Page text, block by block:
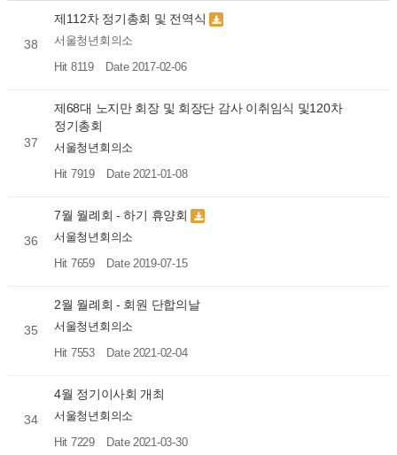
38
제112차 정기총회 및 전역식
서울청년회의소
Hit 8119
Date 2017-02-06
37
제68대 노지만 회장 및 회장단 감사 이취임식 및120차
정기총회
서울청년회의소
Hit 7919
Date 2021-01-08
36
7월 월례회 - 하기 휴양회
서울청년회의소
Hit 7659
Date 2019-07-15
35
2월 월례회 - 회원 단합의날
서울청년회의소
Hit 7553
Date 2021-02-04
34
4월 정기이사회 개최
서울청년회의소
Hit 7229
Date 2021-03-30